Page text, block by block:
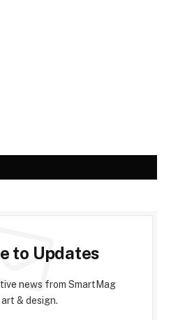
to Updates
news from SmartMag
& design.